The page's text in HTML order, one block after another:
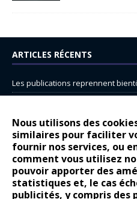
Nous utilisons des
similaires pour faciliter
fournir nos services, ou
comment vous utilisez
pouvoir apporter des
statistiques et, le cas
publicités, y compris des
ARTICLES RÉCENTS
Les publications reprennent
14 juillet : nouveau film de
Renault Espace : voyage,
Peugeot E-208 GTi : naissance
COMMENTAIRES RÉCENTS